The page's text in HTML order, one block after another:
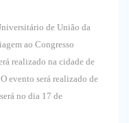
de União da
ao Congresso
realizado na cidade de
evento será realizado de
no dia 17 de